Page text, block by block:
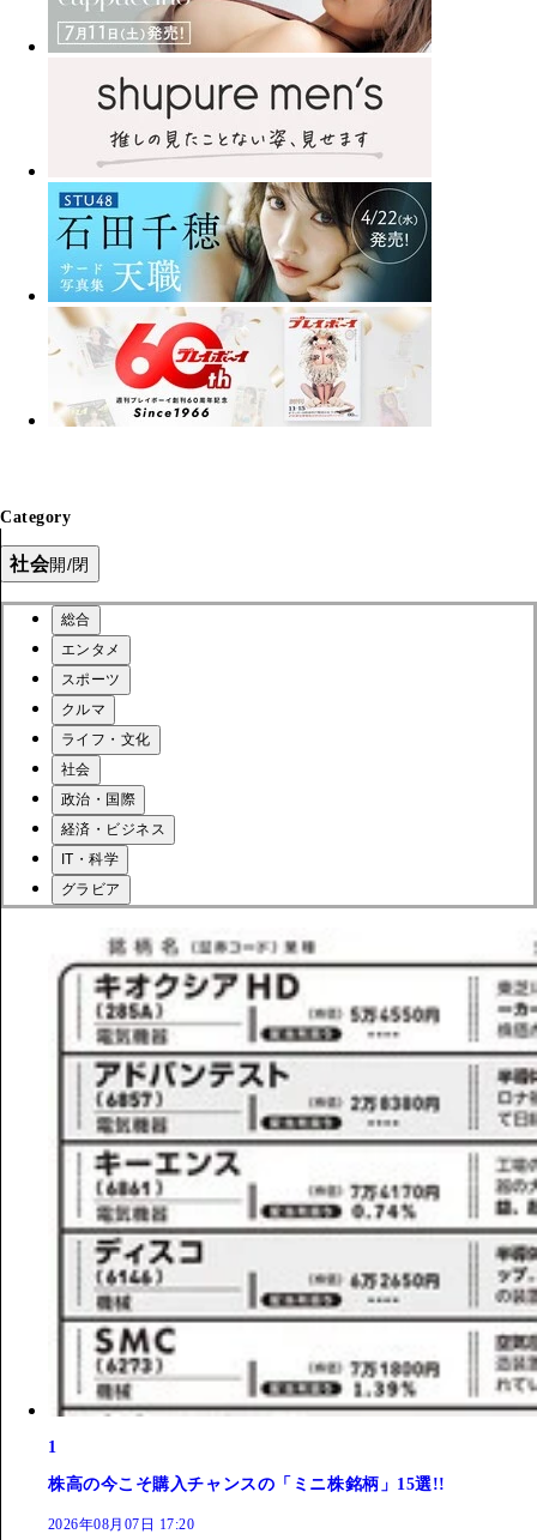
Category
社会開/閉
総合
エンタメ
スポーツ
クルマ
ライフ・文化
社会
政治・国際
経済・ビジネス
IT・科学
グラビア
1
株高の今こそ購入チャンスの「ミニ株銘柄」15選!!
2026年08月07日 17:20